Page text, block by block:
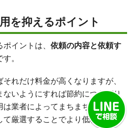
を抑えるポイント
イントは、 依頼の内容と依頼す
。
れだけ料金が高くなりますが、
いようにすれば節約につながり
業者によってまちまちなので、
厳選することでより低料金で対